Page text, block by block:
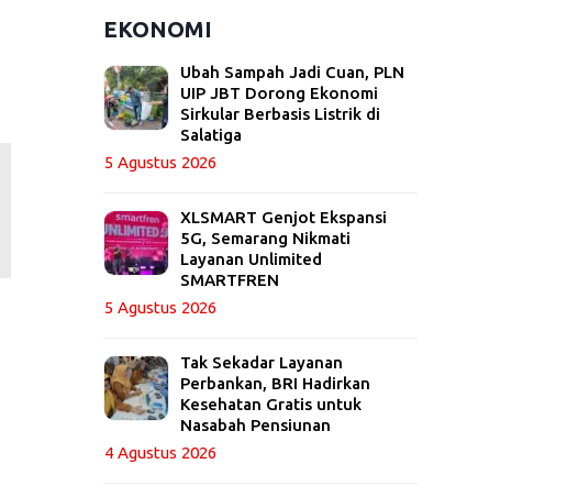
EKONOMI
Ubah Sampah Jadi Cuan, PLN
UIP JBT Dorong Ekonomi
Sirkular Berbasis Listrik di
Salatiga
5 Agustus 2026
XLSMART Genjot Ekspansi
5G, Semarang Nikmati
Layanan Unlimited
SMARTFREN
5 Agustus 2026
Tak Sekadar Layanan
Perbankan, BRI Hadirkan
Kesehatan Gratis untuk
Nasabah Pensiunan
4 Agustus 2026